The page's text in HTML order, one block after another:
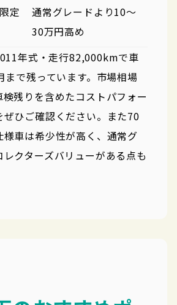
定
通常グレードより10〜
30万円高め
年式・走行82,000kmで車
まで残っています。市場相場
検残りを含めたコストパフォー
ぜひご確認ください。また70
様車は希少性が高く、通常グ
レクターズバリューがある点も